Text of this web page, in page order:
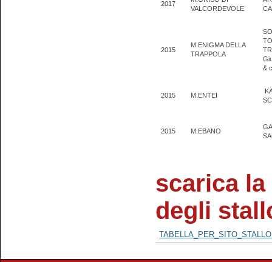
2017
VALCORDEVOLE
2015
M.ENIGMA DELLA
TRAPPOLA
&
2015 M.ENTEI
2015 M.EBANO
scarica
degli